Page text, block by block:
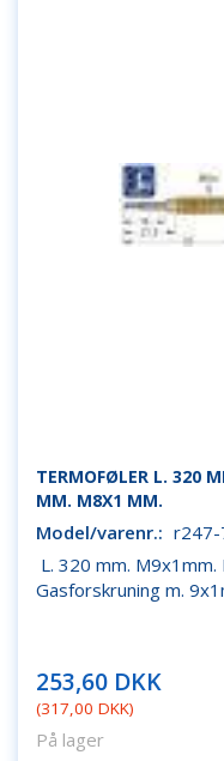
TERMOFØLER L. 320
MM. M8X1 MM.
Model/varenr.: r247-
L. 320 mm.
Gasforskruning m.
253,60 DKK
(317,00 DKK)
På lager